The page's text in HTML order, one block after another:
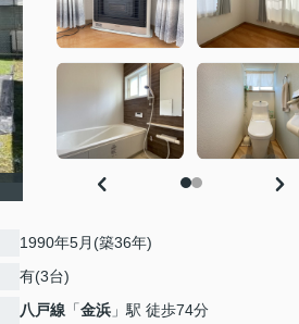
1990年5月(築36年)
有(3台)
八戸線 「金浜 」駅 徒歩74分